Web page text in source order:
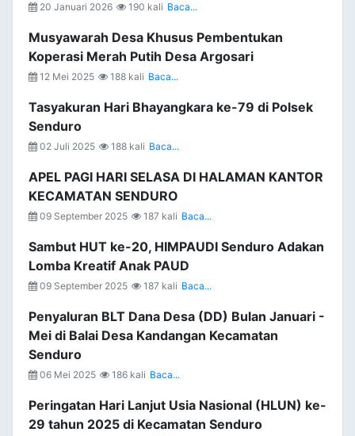
20 Januari 2026 190 kali Baca...
Musyawarah Desa Khusus Pembentukan
Koperasi Merah Putih Desa Argosari
12 Mei 2025 188 kali Baca...
Tasyakuran Hari Bhayangkara ke-79 di Polsek
Senduro
02 Juli 2025 188 kali Baca...
APEL PAGI HARI SELASA DI HALAMAN KANTOR
KECAMATAN SENDURO
09 September 2025 187 kali Baca...
Sambut HUT ke-20, HIMPAUDI Senduro Adakan
Lomba Kreatif Anak PAUD
09 September 2025 187 kali Baca...
Penyaluran BLT Dana Desa (DD) Bulan Januari -
Mei di Balai Desa Kandangan Kecamatan
Senduro
06 Mei 2025 186 kali Baca...
Peringatan Hari Lanjut Usia Nasional (HLUN) ke-
29 tahun 2025 di Kecamatan Senduro